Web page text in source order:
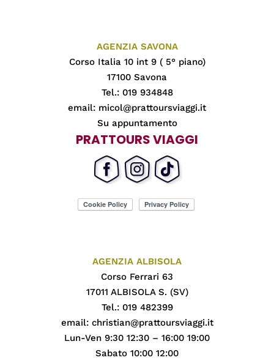
AGENZIA SAVONA
Corso Italia 10 int 9 ( 5° piano)
17100 Savona
Tel.: 019 934848
email: micol@prattoursviaggi.it
Su appuntamento
PRATTOURS VIAGGI
AGENZIA ALBISOLA
Corso Ferrari 63
17011 ALBISOLA S. (SV)
Tel.: 019 482399
email: christian@prattoursviaggi.it
Lun-Ven 9:30 12:30 – 16:00 19:00
Sabato 10:00 12:00